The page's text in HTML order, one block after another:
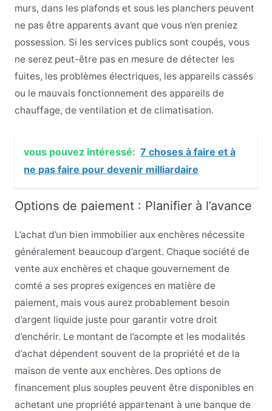
murs, dans les plafonds et sous les planchers peuvent
ne pas être apparents avant que vous n’en preniez
possession. Si les services publics sont coupés, vous
ne serez peut-être pas en mesure de détecter les
fuites, les problèmes électriques, les appareils cassés
ou le mauvais fonctionnement des appareils de
chauffage, de ventilation et de climatisation.
vous pouvez intéressé: 7 choses à faire et à
ne pas faire pour devenir milliardaire
Options de paiement : Planifier à l’avance
L’achat d’un bien immobilier aux enchères nécessite
généralement beaucoup d’argent. Chaque société de
vente aux enchères et chaque gouvernement de
comté a ses propres exigences en matière de
paiement, mais vous aurez probablement besoin
d’argent liquide juste pour garantir votre droit
d’enchérir. Le montant de l’acompte et les modalités
d’achat dépendent souvent de la propriété et de la
maison de vente aux enchères. Des options de
financement plus souples peuvent être disponibles en
achetant une propriété appartenant à une banque de